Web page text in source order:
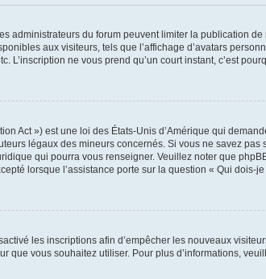
administrateurs du forum peuvent limiter la publication
aux visiteurs, tels que l’affichage d’avatars
L’inscription ne vous prend qu’un court instant, c’est
Act ») est une loi des États-Unis d’Amérique qui
légaux des mineurs concernés. Si vous ne savez
qui pourra vous renseigner. Veuillez noter que
lorsque l’assistance porte sur la question « Qui dois-
les inscriptions afin d’empêcher les nouveaux
que vous souhaitez utiliser. Pour plus d’informations,